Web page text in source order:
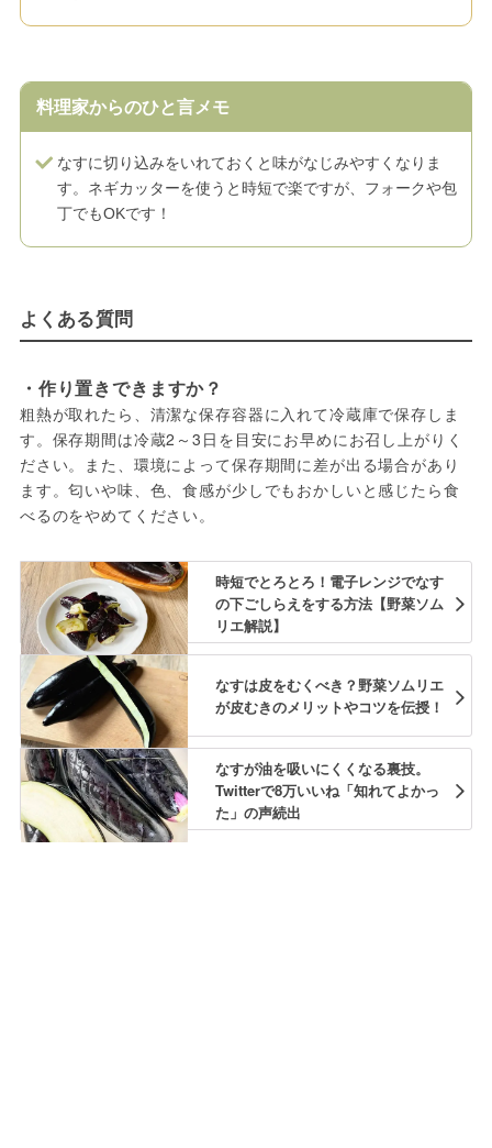
料理家からのひと言メモ
なすに切り込みをいれておくと味がなじみやすくなりま
す。ネギカッターを使うと時短で楽ですが、フォークや包
丁でもOKです！
よくある質問
・作り置きできますか？
粗熱が取れたら、清潔な保存容器に入れて冷蔵庫で保存しま
す。保存期間は冷蔵2～3日を目安にお早めにお召し上がりく
ださい。また、環境によって保存期間に差が出る場合があり
ます。匂いや味、色、食感が少しでもおかしいと感じたら食
べるのをやめてください。
時短でとろとろ！電子レンジでなす
の下ごしらえをする方法【野菜ソム
リエ解説】
なすは皮をむくべき？野菜ソムリエ
が皮むきのメリットやコツを伝授！
なすが油を吸いにくくなる裏技。
Twitterで8万いいね「知れてよかっ
た」の声続出